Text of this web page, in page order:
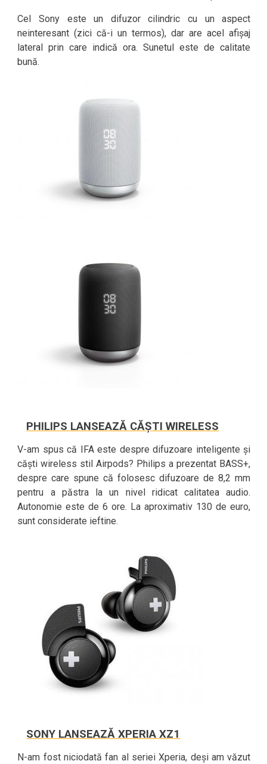
Cel Sony este un difuzor cilindric cu un aspect
neinteresant (zici că-i un termos), dar are acel afișaj
lateral prin care indică ora. Sunetul este de calitate
bună.
PHILIPS LANSEAZĂ CĂȘTI WIRELESS
V-am spus că IFA este despre difuzoare inteligente și
căști wireless stil Airpods? Philips a prezentat BASS+,
despre care spune că folosesc difuzoare de 8,2 mm
pentru a păstra la un nivel ridicat calitatea audio.
Autonomie este de 6 ore. La aproximativ 130 de euro,
sunt considerate ieftine.
SONY LANSEAZĂ XPERIA XZ1
N-am fost niciodată fan al seriei Xperia, deși am văzut